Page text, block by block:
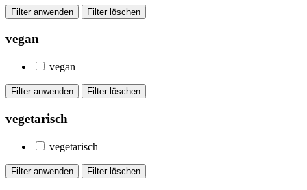
vegan
vegan
vegetarisch
vegetarisch